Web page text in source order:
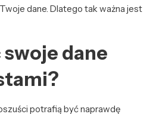
dane. Dlatego tak ważna jest
dane
potrafią być naprawdę